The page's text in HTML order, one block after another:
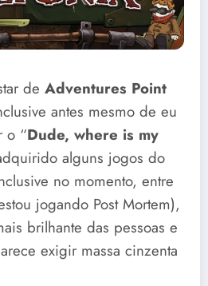
de Adventures Point
antes mesmo de eu
o “Dude, where is my
alguns jogos do
no momento, entre
jogando Post Mortem),
brilhante das pessoas e
exigir massa cinzenta